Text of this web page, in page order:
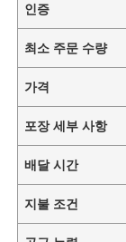
인증
최소 주문 수량
가격
포장 세부 사항
배달 시간
지불 조건